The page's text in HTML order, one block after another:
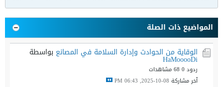
المواضيع ذات الصلة
الوقاية من الحوادث وإدارة السلامة في المصانع بواسطة
HaMooooDi
ردود 0
68 مشاهدات
آخر مشاركة 08-10-2025, 06:43 PM